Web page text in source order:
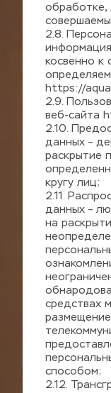
обработке,
2.8.
косвенно к
https://
2.9.
веб-сайта
2.10.
данных –
раскрытие
кругу лиц;
2.11.
данных –
на
средствах
способом;
2.12.